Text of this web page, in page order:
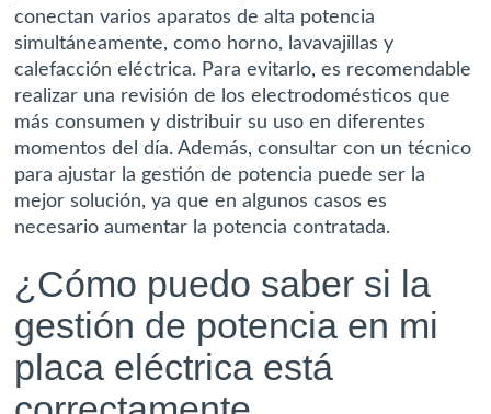
conectan varios aparatos de alta potencia
simultáneamente, como horno, lavavajillas y
calefacción eléctrica. Para evitarlo, es recomendable
realizar una revisión de los electrodomésticos que
más consumen y distribuir su uso en diferentes
momentos del día. Además, consultar con un técnico
para ajustar la gestión de potencia puede ser la
mejor solución, ya que en algunos casos es
necesario aumentar la potencia contratada.
¿Cómo puedo saber si la
gestión de potencia en mi
placa eléctrica está